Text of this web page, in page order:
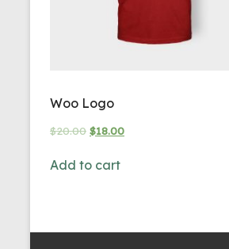
Woo Logo
$20.00 $18.00
Add to cart